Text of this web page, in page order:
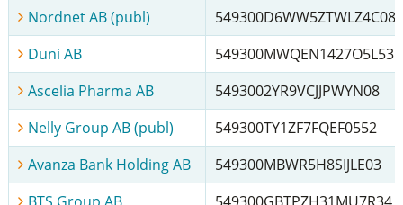
Nordnet AB (publ)
549300D6WW5ZTWLZ4C08
Duni AB
549300MWQEN1427O5L53
Ascelia Pharma AB
5493002YR9VCJJPWYN08
Nelly Group AB (publ)
549300TY1ZF7FQEF0552
Avanza Bank Holding AB
549300MBWR5H8SIJLE03